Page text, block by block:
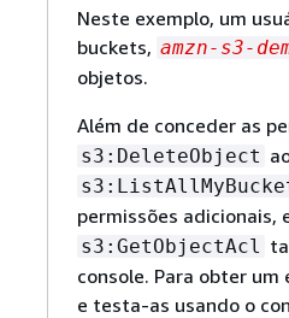
Neste exemplo, um
buckets, amzn-s3-
objetos.
Além de conceder as
s3:DeleteObject
permissões adicionais,
s3:GetObjectAcl
console. Para obter um
e testa-as usando o